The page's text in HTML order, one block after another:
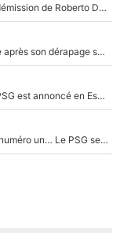
Trahison de Longoria, secrets de Frank McCourt, démission de Roberto De Zerbi : Medhi Benatia se lâche sur son départ de l'OM et fait d'importantes révélations
Incendies en Gironde - Nelson Monfort est attaqué après son dérapage sur CNews : «Et lui, il prend combien pour parler dans un studio climatisé?»
Ferran Torres a pris sa décision : Son transfert au PSG est annoncé en Espagne !
Suzuki recruté, Chevalier veut se battre, Safonov numéro un… Le PSG se lance encore dans un gros chantier pour le poste de gardien de but